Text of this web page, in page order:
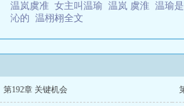
温岚虞准 女主叫温瑜 温岚 虞淮 温瑜
沁的 温栩翉全文
第192章 关键机会